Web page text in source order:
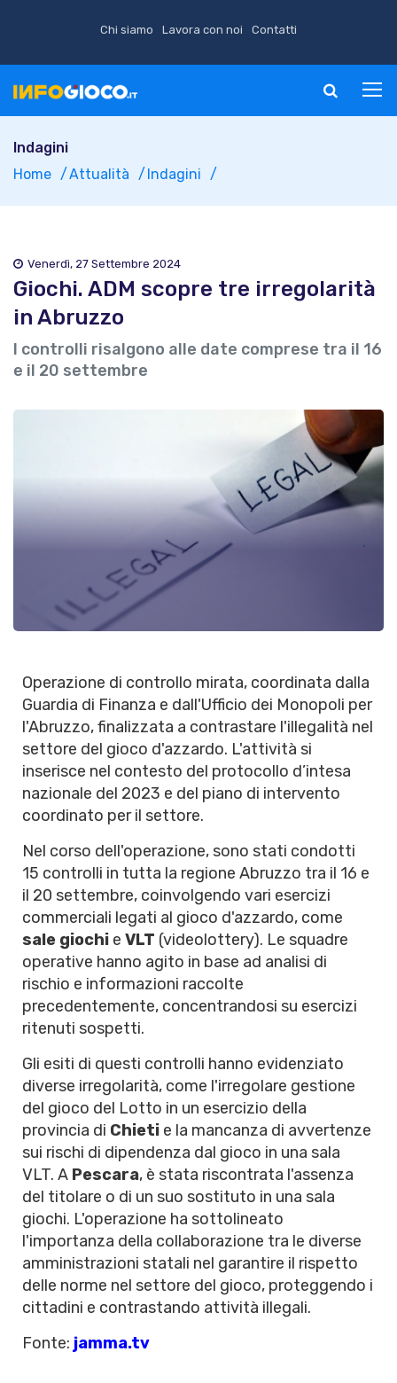
Chi siamo Lavora con noi Contatti
Indagini
Home
Attualità Indagini
Venerdì, 27 Settembre 2024
Giochi. ADM scopre tre irregolarità
in Abruzzo
I controlli risalgono alle date comprese tra il 16
e il 20 settembre
Operazione di controllo mirata, coordinata dalla
Guardia di Finanza e dall'Ufficio dei Monopoli per
l'Abruzzo, finalizzata a contrastare l'illegalità nel
settore del gioco d'azzardo. L'attività si
inserisce nel contesto del protocollo d’intesa
nazionale del 2023 e del piano di intervento
coordinato per il settore.
Nel corso dell'operazione, sono stati condotti
15 controlli in tutta la regione Abruzzo tra il 16 e
il 20 settembre, coinvolgendo vari esercizi
commerciali legati al gioco d'azzardo, come
sale giochi e VLT (videolottery). Le squadre
operative hanno agito in base ad analisi di
rischio e informazioni raccolte
precedentemente, concentrandosi su esercizi
ritenuti sospetti.
Gli esiti di questi controlli hanno evidenziato
diverse irregolarità, come l'irregolare gestione
del gioco del Lotto in un esercizio della
provincia di Chieti e la mancanza di avvertenze
sui rischi di dipendenza dal gioco in una sala
VLT. A Pescara, è stata riscontrata l'assenza
del titolare o di un suo sostituto in una sala
giochi. L'operazione ha sottolineato
l'importanza della collaborazione tra le diverse
amministrazioni statali nel garantire il rispetto
delle norme nel settore del gioco, proteggendo i
cittadini e contrastando attività illegali.
Fonte: jamma.tv